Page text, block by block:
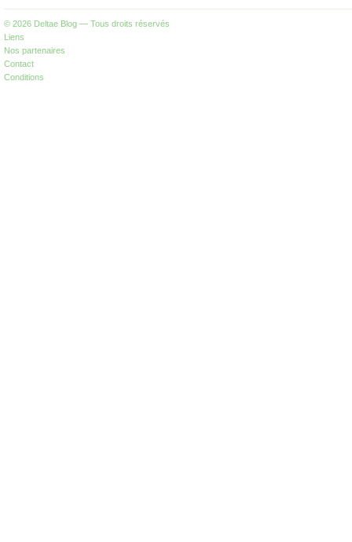
© 2026 Deltae Blog — Tous droits réservés
Liens
Nos partenaires
Contact
Conditions